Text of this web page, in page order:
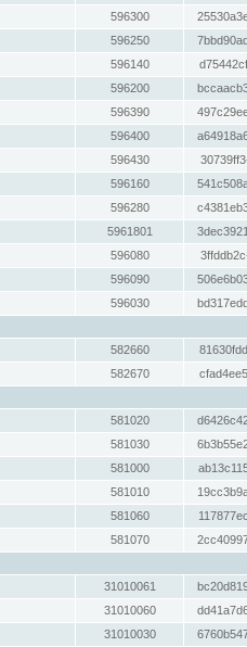
596300
596250
596140
596200
596390
596400
596430
596160
596280
5961801
596080
596090
596030
582660
582670
581020
581030
581000
581010
581060
581070
31010061
31010060
31010030